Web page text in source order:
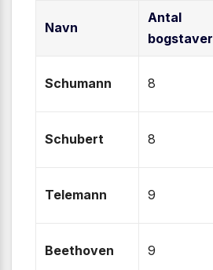
Navn
Antal
bogstaver
Schumann 8
Schubert 8
Telemann 9
Beethoven 9